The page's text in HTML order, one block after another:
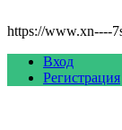
https://www.xn----
Вход
Регистрация